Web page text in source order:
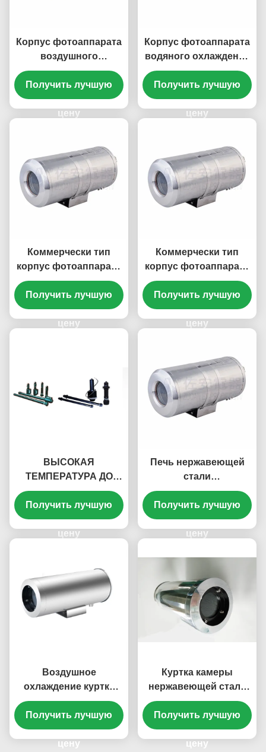
Корпус фотоаппарата
воздушного
охлаждения
взрывозащищенный
теплостойкий для
печи
Получить лучшую
цену
Корпус фотоаппарата
водяного охлаждения
взрывозащищенный
теплостойкий для
сталелитейных
заводов
Получить лучшую
цену
Коммерчески тип
корпус фотоаппарата
водяного охлаждения
теплостойкий для
печи
Получить лучшую
цену
Коммерчески тип
корпус фотоаппарата
воздушного
охлаждения
теплостойкий для
фабрики
Получить лучшую
цену
ВЫСОКАЯ
ТЕМПЕРАТУРА ДО
ОБЪЕКТИВОВ
PINHOLE 1000°C
Получить лучшую
цену
Печь нержавеющей
стали
высокотемпературная
приложила камеру 150
°C теплостойкую
Получить лучшую
цену
Воздушное
охлаждение куртка
камеры 150 градусов
теплостойкая,
расквартировывая
для энергетической
Получить лучшую
цену
Куртка камеры
нержавеющей стали
воздушного
охлаждения
теплостойкая,
расквартировывая
Получить лучшую
цену